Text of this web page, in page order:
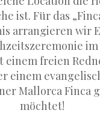
ist. Für das
arrangieren wir
einem freien
einem
Mallorca Finca
möchtet!